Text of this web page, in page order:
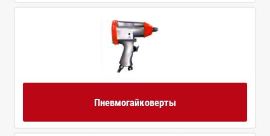
Пневмогайковерты